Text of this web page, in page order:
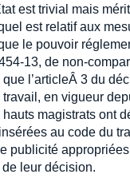
est trivial mais
est relatif aux
le pouvoir
13, de non-
l’articleÂ 3 du
en vigueur
magistrats ont
au code du
publicité
de leur décision.